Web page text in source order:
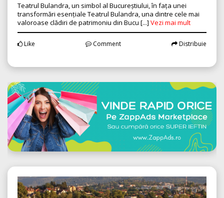
Teatrul Bulandra, un simbol al Bucureștiului, în fața unei
transformări esențiale Teatrul Bulandra, una dintre cele mai
valoroase clădiri de patrimoniu din Bucu [...] Vezi mai mult
Like Comment Distribuie